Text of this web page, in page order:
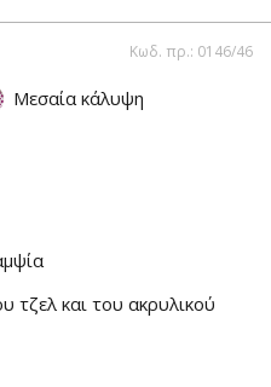
Κωδ. πρ.: 0146/46
Μεσαία κάλυψη
τζελ και του ακρυλικού